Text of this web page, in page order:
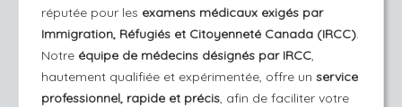
réputée pour les examens médicaux exigés par
Immigration, Réfugiés et Citoyenneté Canada (IRCC).
Notre équipe de médecins désignés par IRCC,
hautement qualifiée et expérimentée, offre un service
professionnel, rapide et précis, afin de faciliter votre